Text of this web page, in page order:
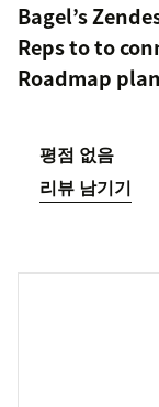
Bagel’s
Reps to to
Roadmap
평점 없음
리뷰 남기기